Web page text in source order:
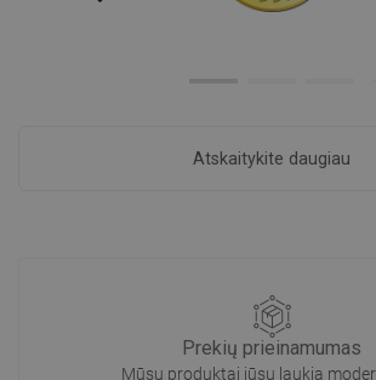
Atskaitykite daugiau
Prekių prieinamumas
Mūsų produktai jūsų laukia